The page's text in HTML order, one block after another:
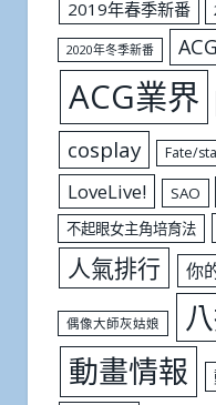
2019年春季新番
2020年冬季新番
ACG業界
cosplay Fate/
LoveLive! SAO
不起眼女主角培育法
人氣排行 你
偶像大師灰姑娘
動畫情報